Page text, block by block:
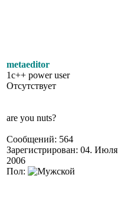
metaeditor
1c++ power user
Отсутствует
are you nuts?
Сообщений: 564
Зарегистрирован: 04. Июля
2006
Пол: